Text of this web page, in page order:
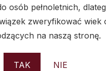
osób pełnoletnich,
zweryfikować wiek
na naszą stronę.
TAK NIE
CINSULAT
13,5%